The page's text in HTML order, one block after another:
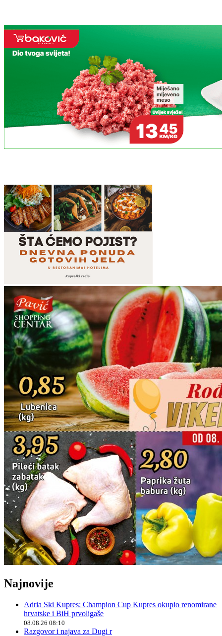
Najnovije
Adria Ski Kupres: Champion Cup Kupres okupio renomirane
hrvatske i BiH prvoligaše
08.08.26 08:10
Razgovor i najava za Dugi r